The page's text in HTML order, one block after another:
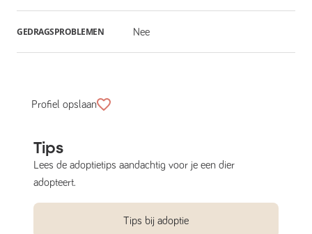
GEDRAGSPROBLEMEN Nee
Profiel opslaan
Tips
Lees de adoptietips aandachtig voor je een dier
adopteert.
Tips bij adoptie